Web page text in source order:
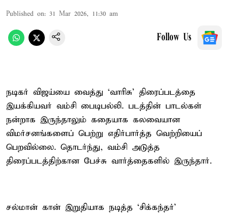
Published on: 31 Mar 2026, 11:30 am
Follow Us
நடிகர் விஜய்யை வைத்து ‘வாரிசு’ திரைப்படத்தை
இயக்கியவர் வம்சி பைடிபல்லி. படத்தின் பாடல்கள்
நன்றாக இருந்தாலும் கதையாக கலவையான
விமர்சனங்களைப் பெற்று எதிர்பார்த்த வெற்றியைப்
பெறவில்லை. தொடர்ந்து, வம்சி அடுத்த
திரைப்படத்திற்கான பேச்சு வார்த்தைகளில் இருந்தார்.
சல்மான் கான் இறுதியாக நடித்த ‘சிக்கந்தர்’